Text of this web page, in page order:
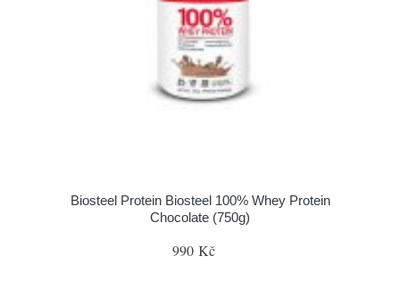
Biosteel Protein Biosteel 100% Whey Protein
Chocolate (750g)
990 Kč